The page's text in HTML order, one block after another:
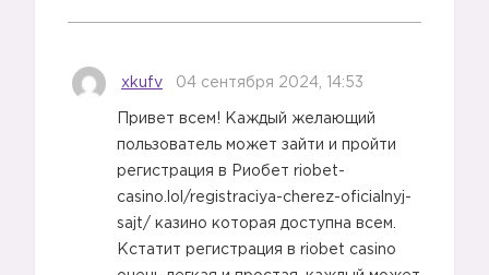
xkufv 04 сентября 2024, 14:53
Привет всем! Каждый желающий
пользователь может зайти и пройти
регистрация в Риобет riobet-
casino.lol/registraciya-cherez-oficialnyj-
sajt/ казино которая доступна всем.
Кстатит регистрация в riobet casino